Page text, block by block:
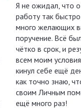
Я не ожидал, что
работу так
много желающих
поручение. Всё
чётко в срок, и
всем моим
кинул себе ещё
как точно знаю,
своим Личным
ещё много раз!